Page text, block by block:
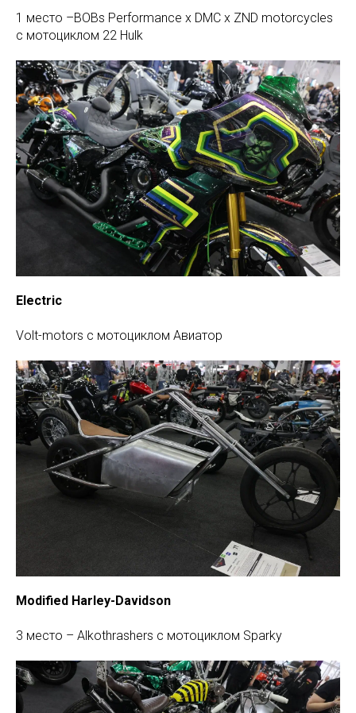
1 место –BOBs Performance x DMC x ZND motorcycles
с мотоциклом 22 Hulk
Electric
Volt-motors c мотоциклом Авиатор
Modified Harley-Davidson
3 место – Alkothrashers с мотоциклом Sparky